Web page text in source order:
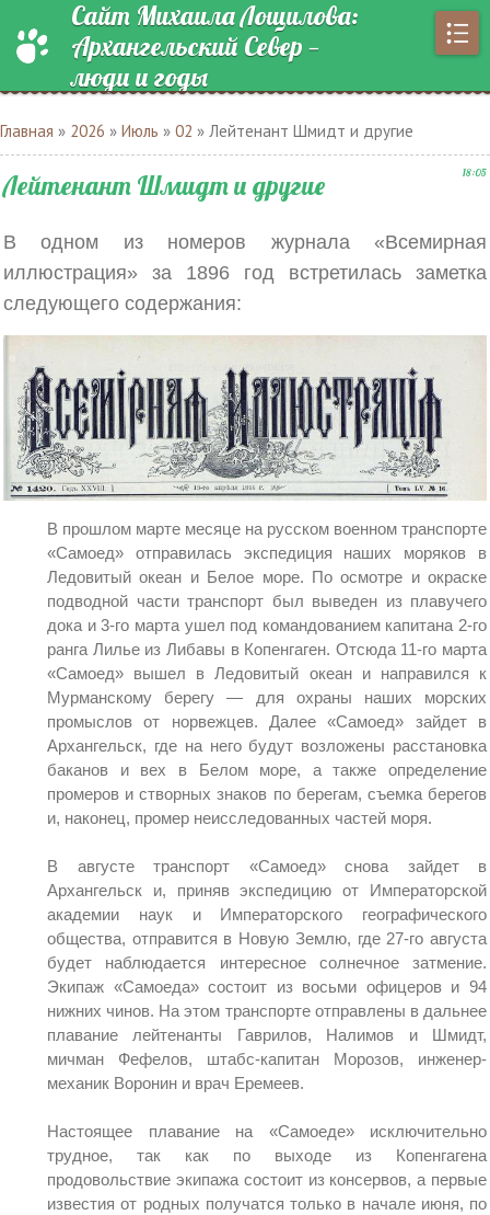
Сайт Михаила Лощилова:
Архангельский Север —
люди и годы
Главная » 2026 » Июль » 02 » Лейтенант Шмидт и другие
18:05
Лейтенант Шмидт и другие
В одном из номеров журнала «Всемирная
иллюстрация» за 1896 год встретилась заметка
следующего содержания:
В прошлом марте месяце на русском военном транспорте
«Самоед» отправилась экспедиция наших моряков в
Ледовитый океан и Белое море. По осмотре и окраске
подводной части транспорт был выведен из плавучего
дока и 3-го марта ушел под командованием капитана 2-го
ранга Лилье из Либавы в Копенгаген. Отсюда 11-го марта
«Самоед» вышел в Ледовитый океан и направился к
Мурманскому берегу — для охраны наших морских
промыслов от норвежцев. Далее «Самоед» зайдет в
Архангельск, где на него будут возложены расстановка
баканов и вех в Белом море, а также определение
промеров и створных знаков по берегам, съемка берегов
и, наконец, промер неисследованных частей моря.
В августе транспорт «Самоед» снова зайдет в
Архангельск и, приняв экспедицию от Императорской
академии наук и Императорского географического
общества, отправится в Новую Землю, где 27-го августа
будет наблюдается интересное солнечное затмение.
Экипаж «Самоеда» состоит из восьми офицеров и 94
нижних чинов. На этом транспорте отправлены в дальнее
плавание лейтенанты Гаврилов, Налимов и Шмидт,
мичман Фефелов, штабс-капитан Морозов, инженер-
механик Воронин и врач Еремеев.
Настоящее плавание на «Самоеде» исключительно
трудное, так как по выходе из Копенгагена
продовольствие экипажа состоит из консервов, а первые
известия от родных получатся только в начале июня, по